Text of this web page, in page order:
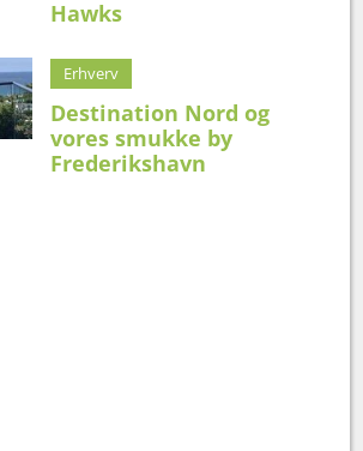
Hawks
Erhverv
Destination Nord og
vores smukke by
Frederikshavn